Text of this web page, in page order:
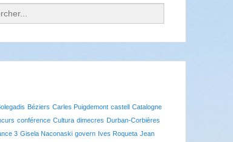
Béziers Carles Puigdemont castell Catalogne
conférence Cultura dimecres Durban-Corbières
3 Gisela Naconaski govern Ives Roqueta Jean